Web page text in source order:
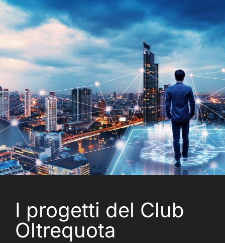
I progetti del Club
Oltrequota